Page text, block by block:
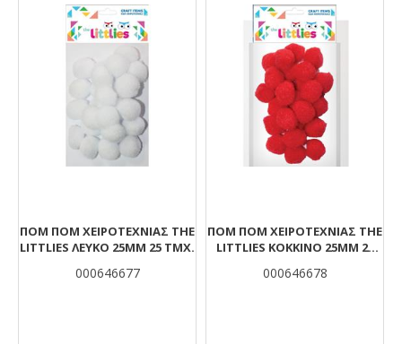
ΠΟΜ ΠΟΜ ΧΕΙΡΟΤΕΧΝΊΑΣ THE
LITTLIES ΛΕΥΚΌ 25MM 25 ΤΜΧ.
000646677
ΠΟΜ ΠΟΜ ΧΕΙΡΟΤΕΧΝΊΑΣ THE
LITTLIES ΚΌΚΚΙΝΟ 25MM 25
000646678